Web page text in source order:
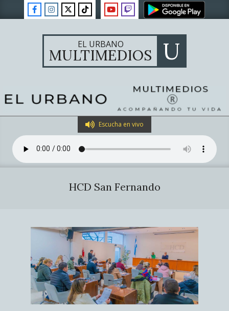
to
EL URBANO
MULTIMEDIOS U
Navigation
Menu
Escucha en vivo
HCD San Fernando